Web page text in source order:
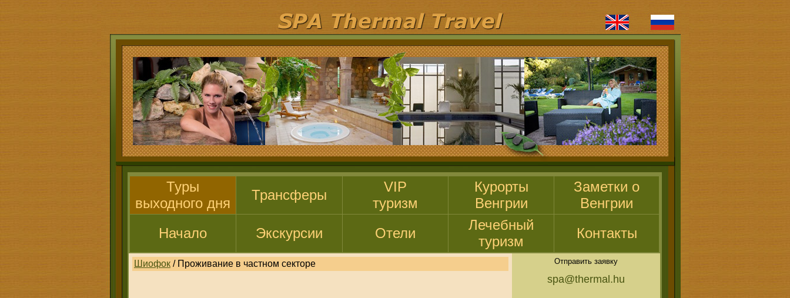
Туры
выходного дня
Трансферы
VIP
туризм
Курорты
Венгрии
Заметки о
Венгрии
Начало
Экскурсии Отели
Лечебный
туризм
Контакты
Шиофок / Проживание в частном секторе Отправить заявку
spa@thermal.hu